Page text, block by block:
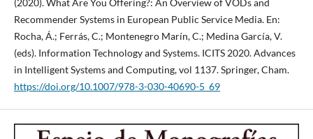
(2020). What Are You Offering?: An Overview of VODs and
Recommender Systems in European Public Service Media. En:
Rocha, Á.; Ferrás, C.; Montenegro Marín, C.; Medina García, V.
(eds). Information Technology and Systems. ICITS 2020. Advances
in Intelligent Systems and Computing, vol 1137. Springer, Cham.
https://doi.org/10.1007/978-3-030-40690-5_69